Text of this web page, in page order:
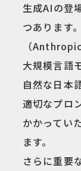
生成AIの登
つあります
（
大規模言語
自然な日本
適切なプロ
かかってい
ます。
さらに重要